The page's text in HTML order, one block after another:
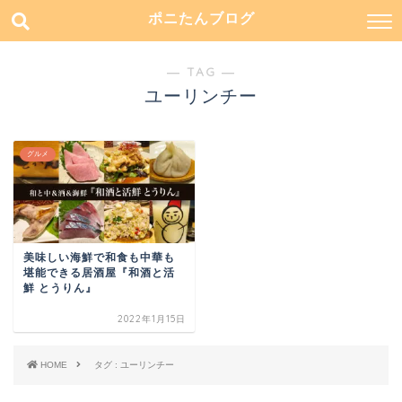
ポニたんブログ
― TAG ―
ユーリンチー
グルメ
美味しい海鮮で和食も中華も
堪能できる居酒屋『和酒と活
鮮 とうりん』
2022年1月15日
HOME タグ : ユーリンチー